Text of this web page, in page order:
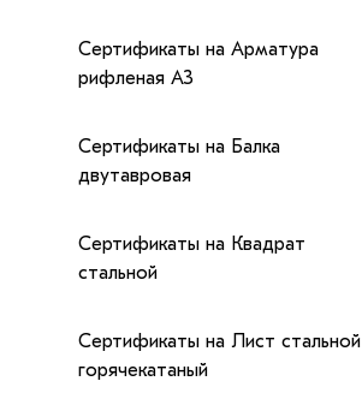
Сертификаты на Арматура
рифленая А3
Сертификаты на Балка
двутавровая
Сертификаты на Квадрат
стальной
Сертификаты на Лист стальной
горячекатаный